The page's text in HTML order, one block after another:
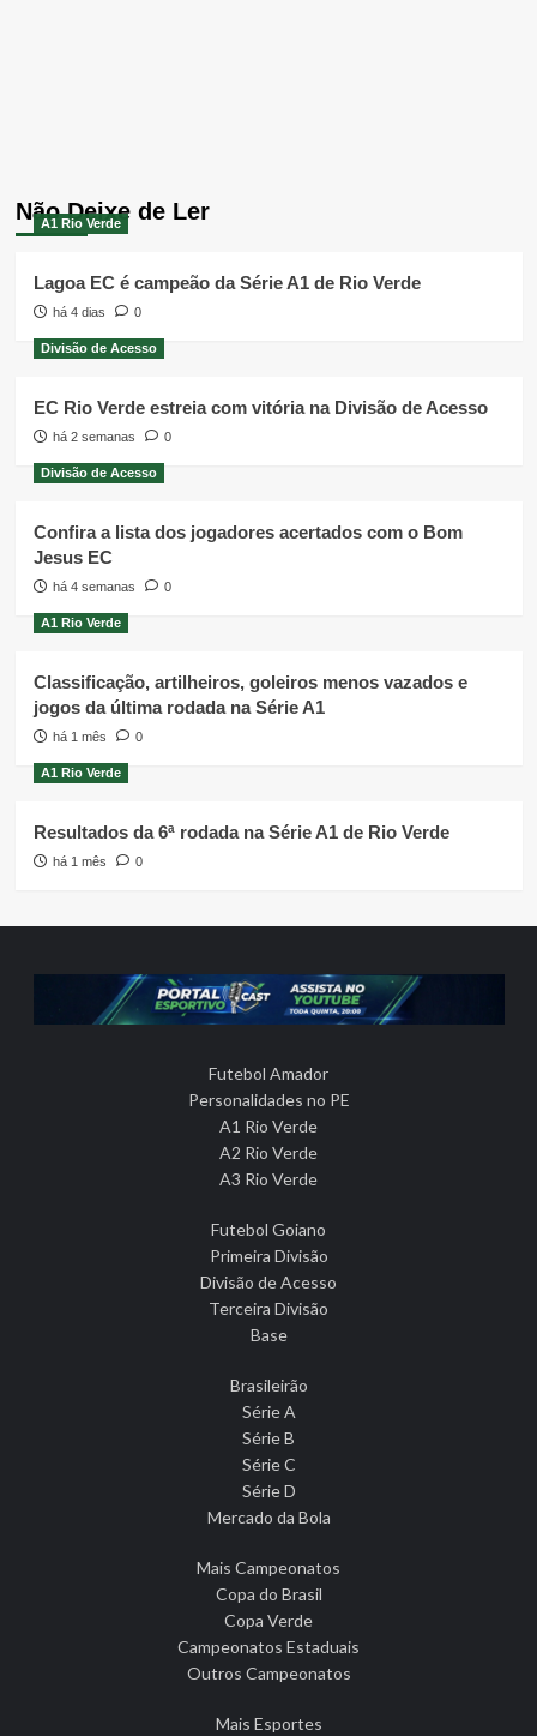
Não Deixe de Ler
A1 Rio Verde
Lagoa EC é campeão da Série A1 de Rio Verde
há 4 dias 0
Divisão de Acesso
EC Rio Verde estreia com vitória na Divisão de Acesso
há 2 semanas 0
Divisão de Acesso
Confira a lista dos jogadores acertados com o Bom
Jesus EC
há 4 semanas 0
A1 Rio Verde
Classificação, artilheiros, goleiros menos vazados e
jogos da última rodada na Série A1
há 1 mês 0
A1 Rio Verde
Resultados da 6ª rodada na Série A1 de Rio Verde
há 1 mês 0
Futebol Amador
Personalidades no PE
A1 Rio Verde
A2 Rio Verde
A3 Rio Verde
Futebol Goiano
Primeira Divisão
Divisão de Acesso
Terceira Divisão
Base
Brasileirão
Série A
Série B
Série C
Série D
Mercado da Bola
Mais Campeonatos
Copa do Brasil
Copa Verde
Campeonatos Estaduais
Outros Campeonatos
Mais Esportes